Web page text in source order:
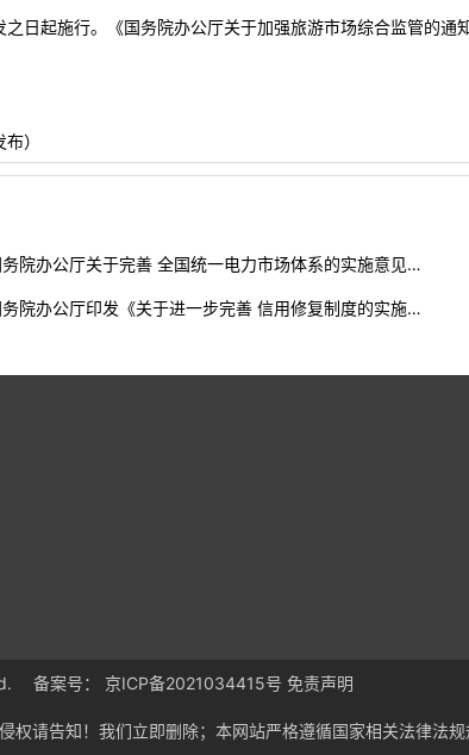
之日起施行。《国务院办公厅关于加强旅游市场综合监管的通
）
务院办公厅关于完善 全国统一电力市场体系的实施意见…
务院办公厅印发《关于进一步完善 信用修复制度的实施…
备案号： 京ICP备2021034415号 免责声明
权请告知！我们立即删除；本网站严格遵循国家相关法律法